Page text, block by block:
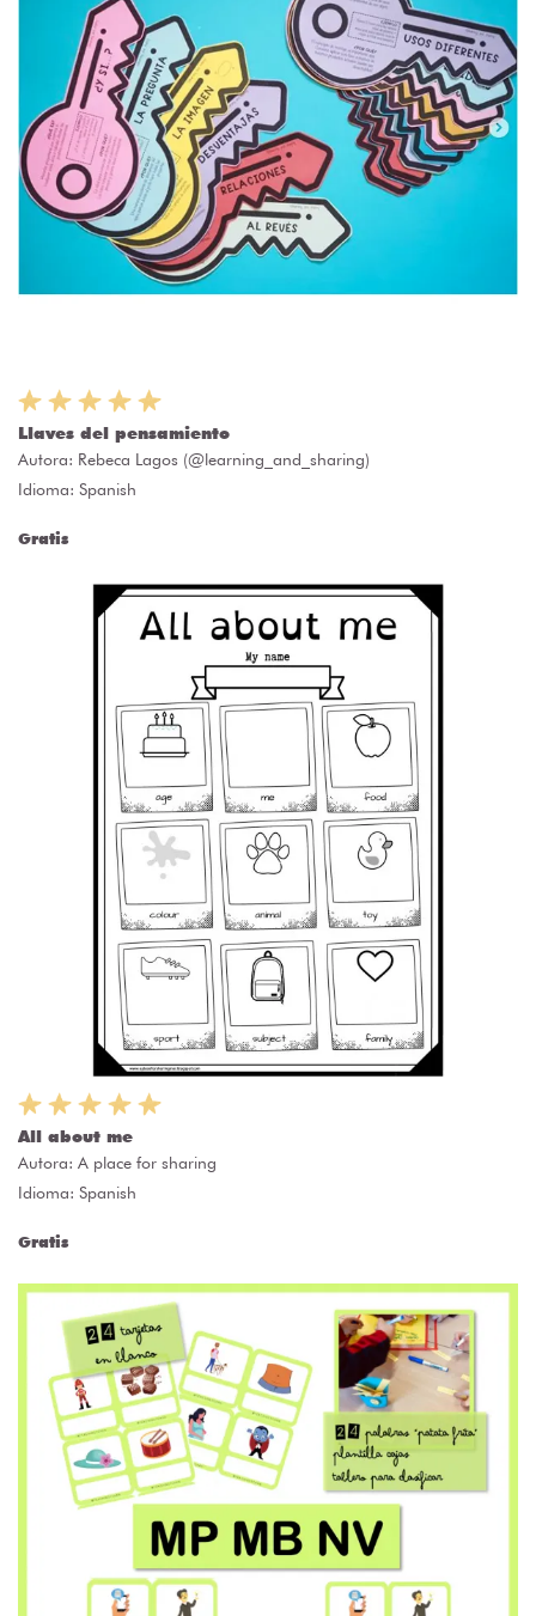
Llaves del pensamiento
Autora: Rebeca Lagos (@learning_and_sharing)
Idioma: Spanish
Gratis
All about me
Autora: A place for sharing
Idioma: Spanish
Gratis